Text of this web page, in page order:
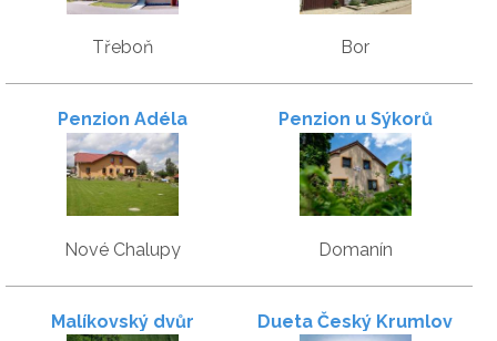
Třeboň Bor
Penzion Adéla
Nové Chalupy
Penzion u Sýkorů
Domanín
Malíkovský dvůr Dueta Český Krumlov